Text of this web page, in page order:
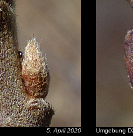
5. April 2020 Umgebung